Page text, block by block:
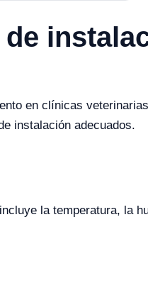
en clínicas
instalación adecuados.
la temperatura, la